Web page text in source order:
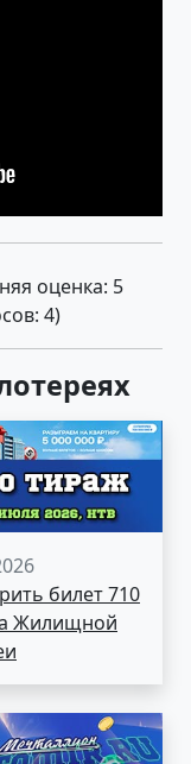
оценка: 5
4)
билет 710
Жилищной